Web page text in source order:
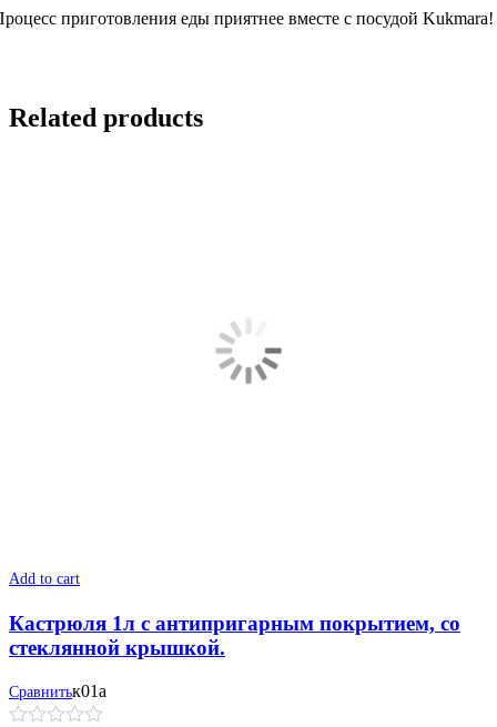
приготовления еды приятнее вместе с посудой Kukmara!
Related products
Add to cart
Кастрюля 1л с антипригарным покрытием, со
стеклянной крышкой.
Сравнитьк01а